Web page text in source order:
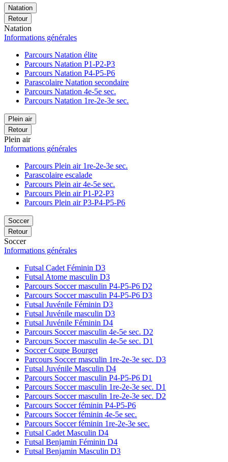
Natation
Retour
Natation
Informations générales
Parcours Natation élite
Parcours Natation P1-P2-P3
Parcours Natation P4-P5-P6
Parascolaire Natation secondaire
Parcours Natation 4e-5e sec.
Parcours Natation 1re-2e-3e sec.
Plein air
Retour
Plein air
Informations générales
Parcours Plein air 1re-2e-3e sec.
Parascolaire escalade
Parcours Plein air 4e-5e sec.
Parcours Plein air P1-P2-P3
Parcours Plein air P3-P4-P5-P6
Soccer
Retour
Soccer
Informations générales
Futsal Cadet Féminin D3
Futsal Atome masculin D3
Parcours Soccer masculin P4-P5-P6 D2
Parcours Soccer masculin P4-P5-P6 D3
Futsal Juvénile Féminin D3
Futsal Juvénile masculin D3
Futsal Juvénile Féminin D4
Parcours Soccer masculin 4e-5e sec. D2
Parcours Soccer masculin 4e-5e sec. D1
Soccer Coupe Bourget
Parcours Soccer masculin 1re-2e-3e sec. D3
Futsal Juvénile Masculin D4
Parcours Soccer masculin P4-P5-P6 D1
Parcours Soccer masculin 1re-2e-3e sec. D1
Parcours Soccer masculin 1re-2e-3e sec. D2
Parcours Soccer féminin P4-P5-P6
Parcours Soccer féminin 4e-5e sec.
Parcours Soccer féminin 1re-2e-3e sec.
Futsal Cadet Masculin D4
Futsal Benjamin Féminin D4
Futsal Benjamin Masculin D3